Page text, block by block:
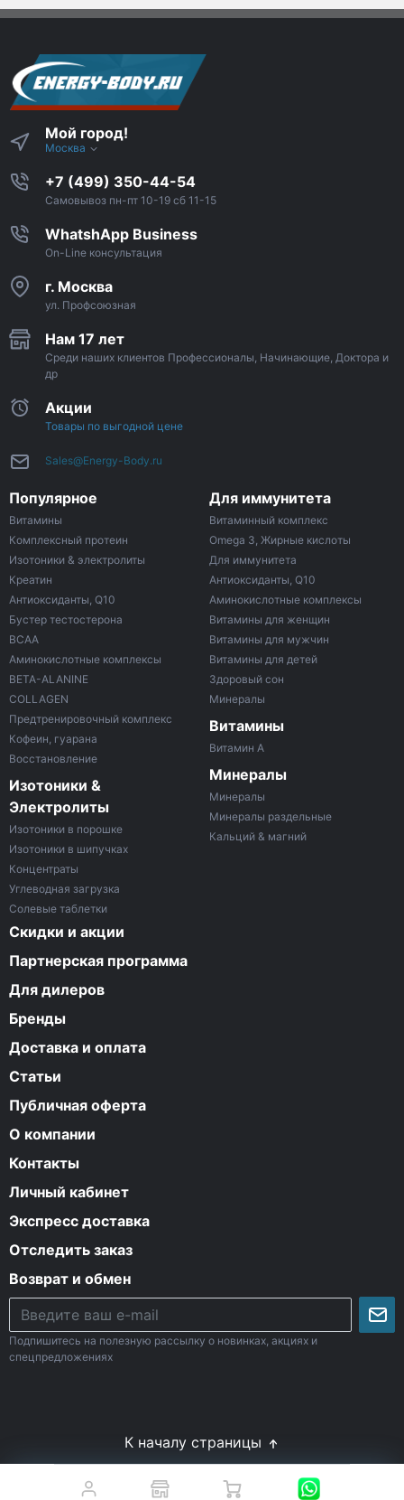
Мой город!
Москва
+7 (499) 350-44-54
Самовывоз пн-пт 10-19 сб 11-15
WhatshApp Business
On-Line консультация
г. Москва
ул. Профсоюзная
Нам 17 лет
Среди наших клиентов Профессионалы, Начинающие, Доктора и
др
Акции
Товары по выгодной цене
Sales@Energy-Body.ru
Популярное
Витамины
Комплексный протеин
Изотоники & электролиты
Креатин
Антиоксиданты, Q10
Бустер тестостерона
ВСАА
Аминокислотные комплексы
BETA-ALANINE
COLLAGEN
Предтренировочный комплекс
Кофеин, гуарана
Восстановление
Изотоники &
Электролиты
Изотоники в порошке
Изотоники в шипучках
Концентраты
Углеводная загрузка
Солевые таблетки
Для иммунитета
Витаминный комплекс
Omega 3, Жирные кислоты
Для иммунитета
Антиоксиданты, Q10
Аминокислотные комплексы
Витамины для женщин
Витамины для мужчин
Витамины для детей
Здоровый сон
Минералы
Витамины
Витамин A
Минералы
Минералы
Минералы раздельные
Кальций & магний
Скидки и акции
Партнерская программа
Для дилеров
Бренды
Доставка и оплата
Статьи
Публичная оферта
О компании
Контакты
Личный кабинет
Экспресс доставка
Отследить заказ
Возврат и обмен
Подпишитесь на полезную рассылку о новинках, акциях и
спецпредложениях
К началу страницы
© Все права защищены. 2009-2026 Energy-Body.ru